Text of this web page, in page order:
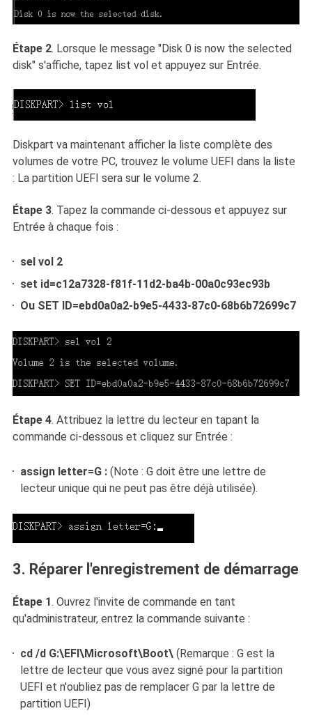
Étape 2. Lorsque le message "Disk 0 is now the selected
disk" s'affiche, tapez list vol et appuyez sur Entrée.
Diskpart va maintenant afficher la liste complète des
volumes de votre PC, trouvez le volume UEFI dans la liste
: La partition UEFI sera sur le volume 2.
Étape 3. Tapez la commande ci-dessous et appuyez sur
Entrée à chaque fois :
sel vol 2
set id=c12a7328-f81f-11d2-ba4b-00a0c93ec93b
Ou SET ID=ebd0a0a2-b9e5-4433-87c0-68b6b72699c7
Étape 4. Attribuez la lettre du lecteur en tapant la
commande ci-dessous et cliquez sur Entrée :
assign letter=G : (Note : G doit être une lettre de
lecteur unique qui ne peut pas être déjà utilisée).
3. Réparer l'enregistrement de démarrage
Étape 1. Ouvrez l'invite de commande en tant
qu'administrateur, entrez la commande suivante :
cd /d G:\EFI\Microsoft\Boot\ (Remarque : G est la
lettre de lecteur que vous avez signé pour la partition
UEFI et n'oubliez pas de remplacer G par la lettre de
partition UEFI)